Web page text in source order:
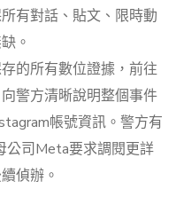
所有對話、貼文、限時動
。
存的所有數位證據，前往
警方清晰說明整個事件
帳號資訊。警方有
公司Meta要求調閱更詳
偵辦。